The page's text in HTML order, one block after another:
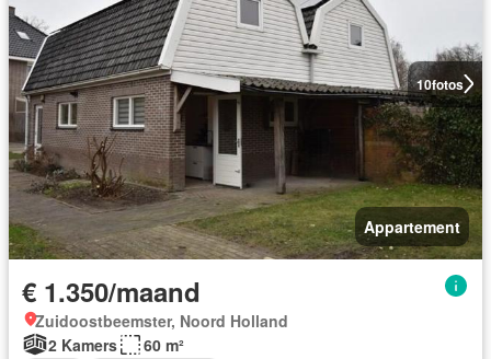
10fotos
Appartement
€ 1.350/maand
Zuidoostbeemster, Noord Holland
2 Kamers
60 m²